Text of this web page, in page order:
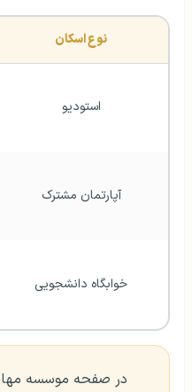
نوع اسکان
استودیو
آپارتمان مشترک
خوابگاه دانشجویی